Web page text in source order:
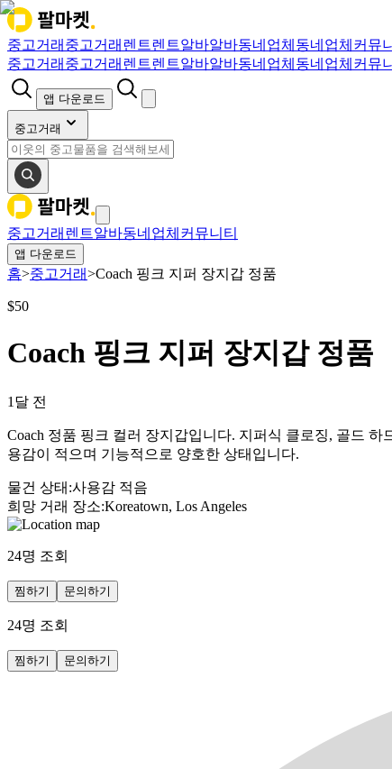
중고거래 중고거래 렌트렌트알바알바동네업체 동네업체 커뮤
중고거래 중고거래 렌트렌트알바알바동네업체 동네업체 커뮤
앱 다운로드
중고거래
중고거래 렌트알바동네업체 커뮤니티
앱 다운로드
홈>중고거래>Coach 핑크 지퍼 장지갑 정품
$50
Coach 핑크 지퍼 장지갑 정품
1달 전
Coach 정품 핑크 컬러 장지갑입니다. 지퍼식 클로징, 골드
용감이 적으며 기능적으로 양호한 상태입니다.
물건 상태 :사용감 적음
희망 거래 장소:Koreatown, Los Angeles
24명 조회
찜하기 문의하기
24명 조회
찜하기 문의하기